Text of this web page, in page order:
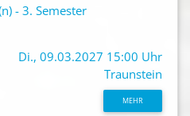
- 3. Semester
Di., 09.03.2027 15:00 Uhr
Traunstein
MEHR